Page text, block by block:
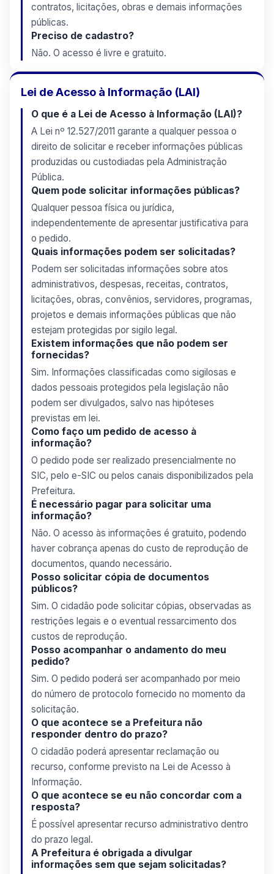
contratos, licitações, obras e demais informações
públicas.
Preciso de cadastro?
Não. O acesso é livre e gratuito.
Lei de Acesso à Informação (LAI)
O que é a Lei de Acesso à Informação (LAI)?
A Lei nº 12.527/2011 garante a qualquer pessoa o
direito de solicitar e receber informações públicas
produzidas ou custodiadas pela Administração
Pública.
Quem pode solicitar informações públicas?
Qualquer pessoa física ou jurídica,
independentemente de apresentar justificativa para
o pedido.
Quais informações podem ser solicitadas?
Podem ser solicitadas informações sobre atos
administrativos, despesas, receitas, contratos,
licitações, obras, convênios, servidores, programas,
projetos e demais informações públicas que não
estejam protegidas por sigilo legal.
Existem informações que não podem ser
fornecidas?
Sim. Informações classificadas como sigilosas e
dados pessoais protegidos pela legislação não
podem ser divulgados, salvo nas hipóteses
previstas em lei.
Como faço um pedido de acesso à
informação?
O pedido pode ser realizado presencialmente no
SIC, pelo e-SIC ou pelos canais disponibilizados pela
Prefeitura.
É necessário pagar para solicitar uma
informação?
Não. O acesso às informações é gratuito, podendo
haver cobrança apenas do custo de reprodução de
documentos, quando necessário.
Posso solicitar cópia de documentos
públicos?
Sim. O cidadão pode solicitar cópias, observadas as
restrições legais e o eventual ressarcimento dos
custos de reprodução.
Posso acompanhar o andamento do meu
pedido?
Sim. O pedido poderá ser acompanhado por meio
do número de protocolo fornecido no momento da
solicitação.
O que acontece se a Prefeitura não
responder dentro do prazo?
O cidadão poderá apresentar reclamação ou
recurso, conforme previsto na Lei de Acesso à
Informação.
O que acontece se eu não concordar com a
resposta?
É possível apresentar recurso administrativo dentro
do prazo legal.
A Prefeitura é obrigada a divulgar
informações sem que sejam solicitadas?